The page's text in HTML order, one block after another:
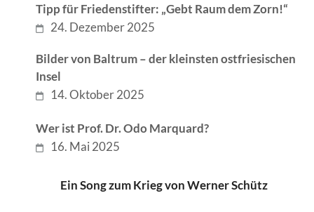
Tipp für Friedenstifter: „Gebt Raum dem Zorn!“
24. Dezember 2025
Bilder von Baltrum – der kleinsten ostfriesischen
Insel
14. Oktober 2025
Wer ist Prof. Dr. Odo Marquard?
16. Mai 2025
Ein Song zum Krieg von Werner Schütz